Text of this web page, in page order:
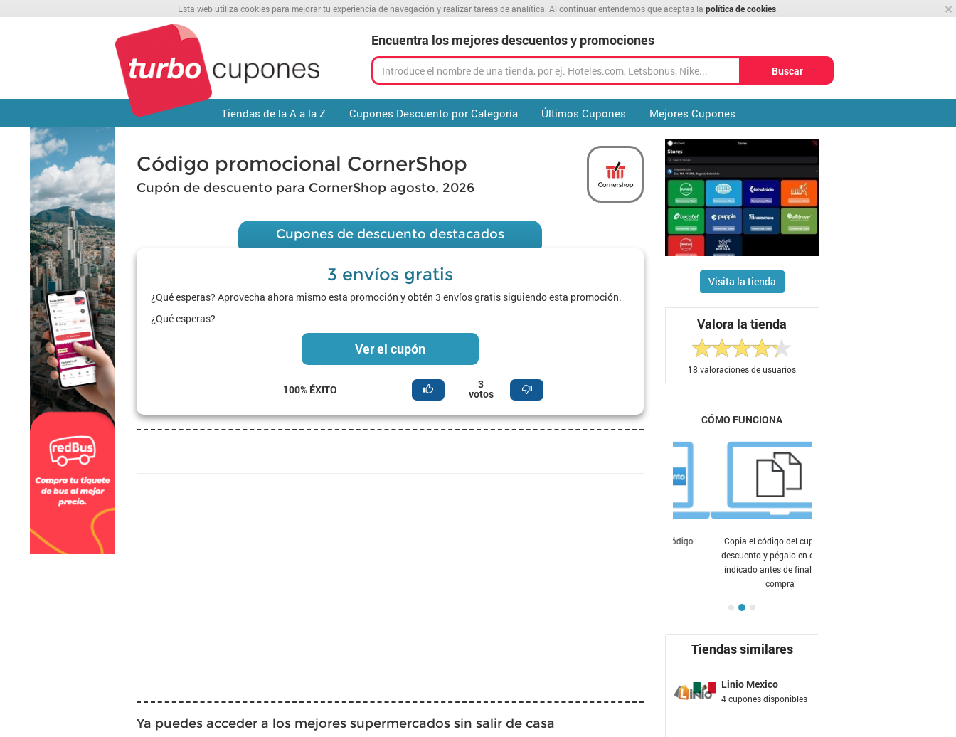
×
Esta web utiliza cookies para mejorar tu experiencia de navegación y realizar tareas de analítica. Al continuar entendemos que aceptas la política de cookies
Encuentra los mejores descuentos y promociones
Buscar
Tiendas de la A a la Z Cupones Descuento por Categoría Últimos Cupones Mejores Cupones
Código promocional CornerShop
Cupón de descuento para CornerShop agosto, 2026
Cupones de descuento destacados
3 envíos gratis
¿Qué esperas? Aprovecha ahora mismo esta promoción y obtén 3 envíos gratis siguiendo esta promoción.
¿Qué esperas?
Ver el cupón
100% ÉXITO 3
votos
Ya puedes acceder a los mejores supermercados sin salir de casa
Visita la tienda
Valora la tienda
18 valoraciones de usuarios
CÓMO FUNCIONA
Copia el código del cupón de
descuento y pégalo en el lugar
indicado antes de finalizar tu
Tiendas similares
Linio Mexico
4 cupones disponibles